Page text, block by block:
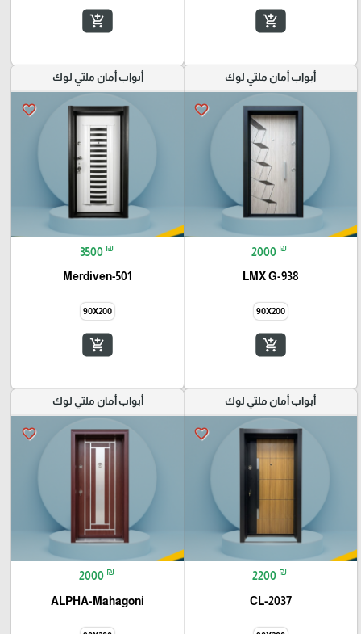
add_shopping_cart
add_shopping_cart
أبواب أمان ملتي لوك
favorite_border
2000 ₪
LMX G-938
90X200
add_shopping_cart
أبواب أمان ملتي لوك
favorite_border
3500 ₪
Merdiven-501
90X200
add_shopping_cart
أبواب أمان ملتي لوك
favorite_border
2200 ₪
CL-2037
أبواب أمان ملتي لوك
favorite_border
2000 ₪
ALPHA-Mahagoni